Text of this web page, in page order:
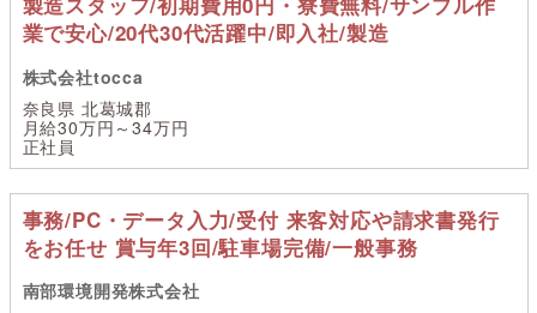
業で安心/20代30代活躍中/即入社/製造
株式会社tocca
奈良県 北葛城郡
月給30万円～34万円
正社員
事務/PC・データ入力/受付 来客対応や請求書発行
をお任せ 賞与年3回/駐車場完備/一般事務
南部環境開発株式会社